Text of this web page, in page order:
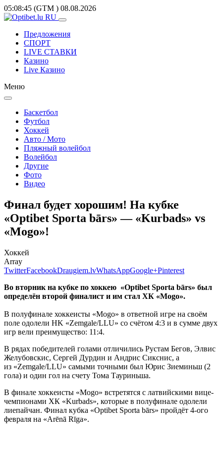
05:08:45 (GTM ) 08.08.2026
Предложения
СПОРТ
LIVE СТАВКИ
Казино
Live Казино
Меню
Баскетбол
Футбол
Хоккей
Авто / Мото
Пляжный волейбол
Волейбол
Другие
Фото
Видео
Финал будет хорошим! На кубке
«Optibet Sporta bārs» — «Kurbads» vs
«Mogo»!
Хоккей
Array
TwitterFacebookDraugiem.lvWhatsAppGoogle+Pinterest
Во вторник на кубке по хоккею «Optibet Sporta bārs» был
определён второй финалист и им стал ХК «Mogo».
В полуфинале хоккеисты «Mogo» в ответной игре на своём
поле одолели HK «Zemgale/LLU» со счётом 4:3 и в сумме двух
игр вели преимущество: 11:4.
В рядах победителей голами отличились Рустам Бегов, Элвис
Желубовскис, Сергей Дурдин и Андрис Сикснис, а
из «Zemgale/LLU» самыми точными был Юрис Зиеминьш (2
гола) и один гол на счету Тома Тауриньша.
В финале хоккеисты «Mogo» встретятся с латвийскими вице-
чемпионами ХК «Kurbads», которые в полуфинале одолели
лиепайчан. Финал кубка «Optibet Sporta bārs» пройдёт 4-ого
февраля на «Arēnā Rīga».